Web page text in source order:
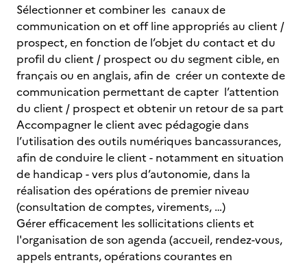
Sélectionner et combiner les canaux de
communication on et off line appropriés au client /
prospect, en fonction de l’objet du contact et du
profil du client / prospect ou du segment cible, en
français ou en anglais, afin de créer un contexte de
communication permettant de capter l’attention
du client / prospect et obtenir un retour de sa part
Accompagner le client avec pédagogie dans
l’utilisation des outils numériques bancassurances,
afin de conduire le client - notamment en situation
de handicap - vers plus d’autonomie, dans la
réalisation des opérations de premier niveau
(consultation de comptes, virements, …)
Gérer efficacement les sollicitations clients et
l'organisation de son agenda (accueil, rendez-vous,
appels entrants, opérations courantes en